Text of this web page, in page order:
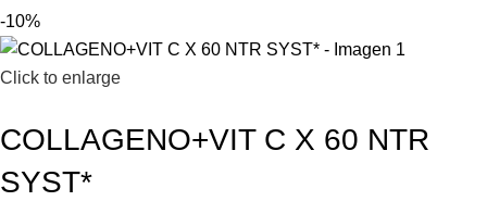
-10%
Click to enlarge
COLLAGENO+VIT C X 60 NTR
SYST*